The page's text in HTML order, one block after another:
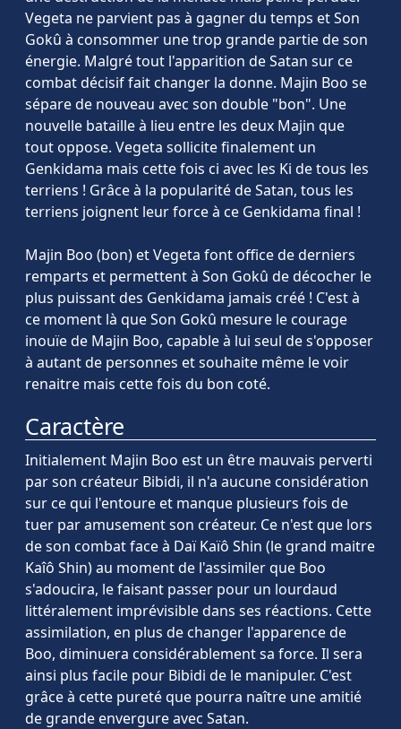
Vegeta ne parvient pas à gagner du temps et Son
Gokû à consommer une trop grande partie de son
énergie. Malgré tout l'apparition de Satan sur ce
combat décisif fait changer la donne. Majin Boo se
sépare de nouveau avec son double "bon". Une
nouvelle bataille à lieu entre les deux Majin que
tout oppose. Vegeta sollicite finalement un
Genkidama mais cette fois ci avec les Ki de tous les
terriens ! Grâce à la popularité de Satan, tous les
terriens joignent leur force à ce Genkidama final !
Majin Boo (bon) et Vegeta font office de derniers
remparts et permettent à Son Gokû de décocher le
plus puissant des Genkidama jamais créé ! C'est à
ce moment là que Son Gokû mesure le courage
inouïe de Majin Boo, capable à lui seul de s'opposer
à autant de personnes et souhaite même le voir
renaitre mais cette fois du bon coté.
Caractère
Initialement Majin Boo est un être mauvais perverti
par son créateur Bibidi, il n'a aucune considération
sur ce qui l'entoure et manque plusieurs fois de
tuer par amusement son créateur. Ce n'est que lors
de son combat face à Daï Kaïô Shin (le grand maitre
Kaîô Shin) au moment de l'assimiler que Boo
s'adoucira, le faisant passer pour un lourdaud
littéralement imprévisible dans ses réactions. Cette
assimilation, en plus de changer l'apparence de
Boo, diminuera considérablement sa force. Il sera
ainsi plus facile pour Bibidi de le manipuler. C'est
grâce à cette pureté que pourra naître une amitié
de grande envergure avec Satan.